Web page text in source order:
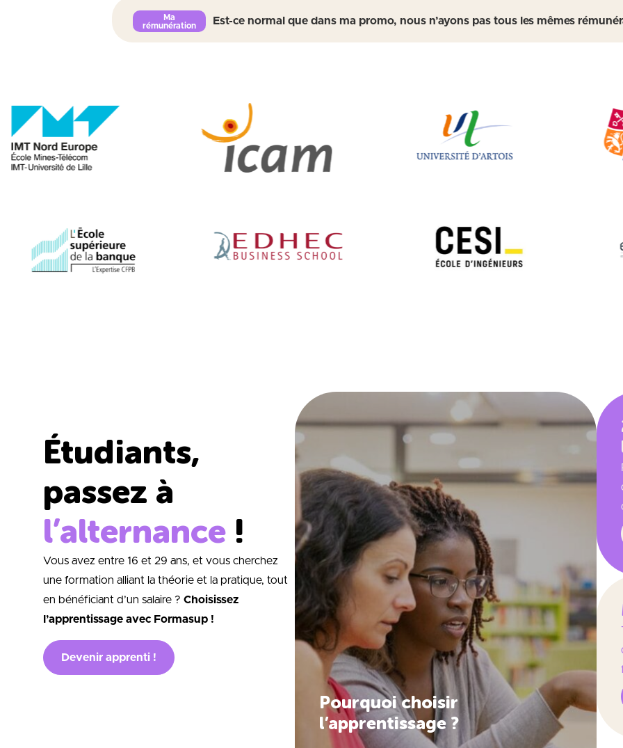
Est-ce normal que dans ma promo, nous n’ayons pas tous les mêmes
Étudiants,
passez à
l’alternance !
Vous avez entre 16 et 29 ans, et vous cherchez
une formation alliant la théorie et la pratique, tout
en bénéficiant d’un salaire ? Choisissez
l’apprentissage avec Formasup !
Devenir apprenti !
Pourquoi choisir
l’apprentissage ?